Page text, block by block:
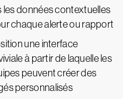
données contextuelles
chaque alerte ou rapport
une interface
à partir de laquelle les
peuvent créer des
personnalisés